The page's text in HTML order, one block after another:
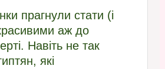
прагнули стати (і
аж до
Навіть не так
які